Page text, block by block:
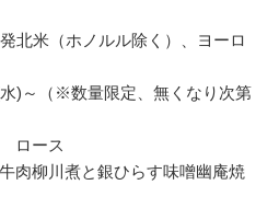
北米（ホノルル除く）、ヨーロ
)～（※数量限定、無くなり次第
ロース
肉柳川煮と銀ひらす味噌幽庵焼